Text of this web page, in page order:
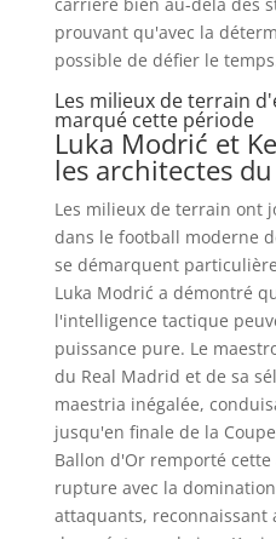
prouvant qu'avec la
possible de défier le
Les milieux de terrain
marqué cette période
Luka Modrić et
les architectes
Les milieux de terrain ont
dans le football moderne
se démarquent
Luka Modrić a démontré
l'intelligence tactique
puissance pure. Le
du Real Madrid et de sa
maestria inégalée,
jusqu'en finale de la
Ballon d'Or remporté
rupture avec la
attaquants,